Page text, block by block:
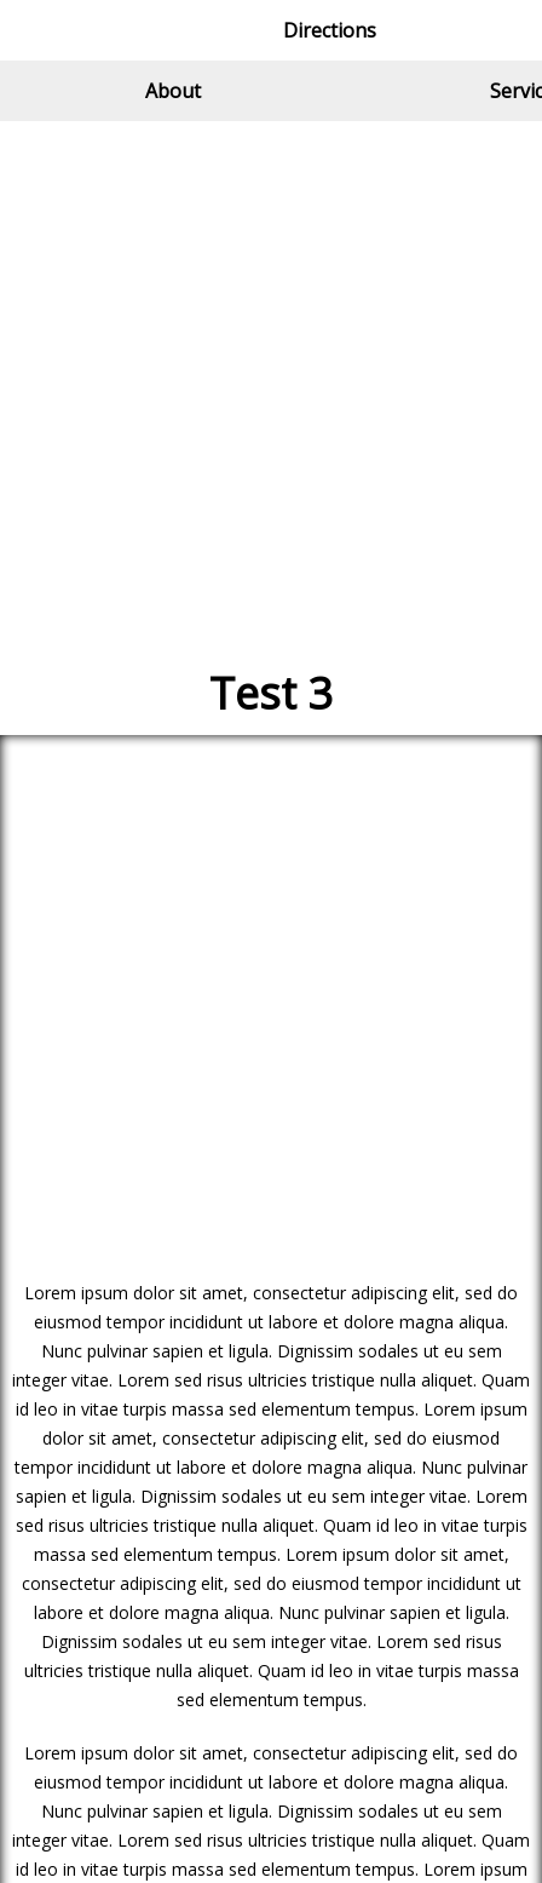
Directions
About
Test 3
Lorem ipsum dolor sit amet, consectetur adipiscing elit, sed do
eiusmod tempor incididunt ut labore et dolore magna aliqua.
Nunc pulvinar sapien et ligula. Dignissim sodales ut eu sem
integer vitae. Lorem sed risus ultricies tristique nulla aliquet. Quam
id leo in vitae turpis massa sed elementum tempus. Lorem ipsum
dolor sit amet, consectetur adipiscing elit, sed do eiusmod
tempor incididunt ut labore et dolore magna aliqua. Nunc pulvinar
sapien et ligula. Dignissim sodales ut eu sem integer vitae. Lorem
sed risus ultricies tristique nulla aliquet. Quam id leo in vitae turpis
massa sed elementum tempus. Lorem ipsum dolor sit amet,
consectetur adipiscing elit, sed do eiusmod tempor incididunt ut
labore et dolore magna aliqua. Nunc pulvinar sapien et ligula.
Dignissim sodales ut eu sem integer vitae. Lorem sed risus
ultricies tristique nulla aliquet. Quam id leo in vitae turpis massa
sed elementum tempus.
Lorem ipsum dolor sit amet, consectetur adipiscing elit, sed do
eiusmod tempor incididunt ut labore et dolore magna aliqua.
Nunc pulvinar sapien et ligula. Dignissim sodales ut eu sem
integer vitae. Lorem sed risus ultricies tristique nulla aliquet. Quam
id leo in vitae turpis massa sed elementum tempus. Lorem ipsum